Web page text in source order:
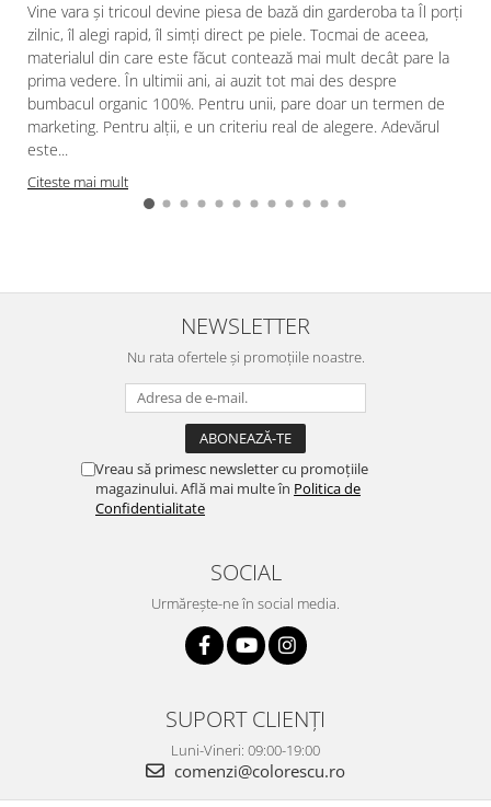
Vine vara și tricoul devine piesa de bază din garderoba ta Îl porți
zilnic, îl alegi rapid, îl simți direct pe piele. Tocmai de aceea,
materialul din care este făcut contează mai mult decât pare la
prima vedere. În ultimii ani, ai auzit tot mai des despre
bumbacul organic 100%. Pentru unii, pare doar un termen de
marketing. Pentru alții, e un criteriu real de alegere. Adevărul
este...
Citeste mai mult
NEWSLETTER
Nu rata ofertele și promoțiile noastre.
Vreau să primesc newsletter cu promoțiile
magazinului. Află mai multe în Politica de
Confidentialitate
SOCIAL
Urmărește-ne în social media.
SUPORT CLIENȚI
Luni-Vineri: 09:00-19:00
comenzi@colorescu.ro